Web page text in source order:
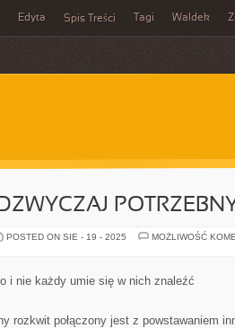
Edyta Spis Treści Tagi Waldek
POSTED ON SIE - 19 - 2025 MOŻLIWOŚĆ
i nie każdy umie się w nich znaleźć
rozkwit połączony jest z powstawaniem